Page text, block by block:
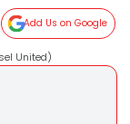
Add Us on Google
United)